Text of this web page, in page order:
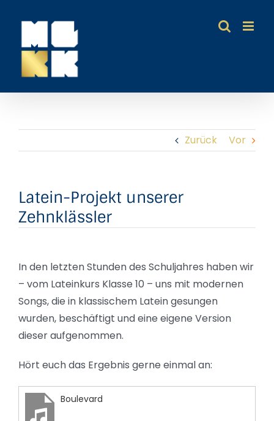
Inhalt
springen
Zurück Vor
Latein-Projekt unserer
Zehnklässler
In den letzten Stunden des Schuljahres haben wir
– vom Lateinkurs Klasse 10 – uns mit modernen
Songs, die in klassischem Latein gesungen
wurden, beschäftigt und eine eigene Version
dieser aufgenommen.
Hört euch das Ergebnis gerne einmal an:
Boulevard